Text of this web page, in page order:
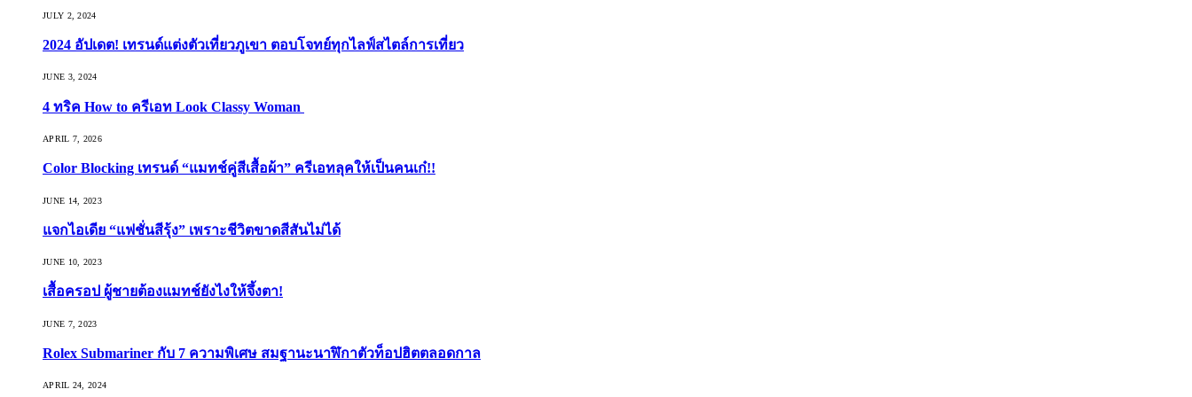
JULY 2, 2024
2024 อัปเดต! เทรนด์แต่งตัวเที่ยวภูเขา ตอบโจทย์ทุกไลฟ์สไตล์การเที่ยว
JUNE 3, 2024
4 ทริค How to ครีเอท Look Classy Woman
APRIL 7, 2026
Color Blocking เทรนด์ “แมทช์คู่สีเสื้อผ้า” ครีเอทลุคให้เป็นคนเก๋!!
JUNE 14, 2023
แจกไอเดีย “แฟชั่นสีรุ้ง” เพราะชีวิตขาดสีสันไม่ได้
JUNE 10, 2023
เสื้อครอป ผู้ชายต้องแมทช์ยังไงให้จึ้งตา!
JUNE 7, 2023
Rolex Submariner กับ 7 ความพิเศษ สมฐานะนาฬิกาตัวท็อปฮิตตลอดกาล
APRIL 24, 2024